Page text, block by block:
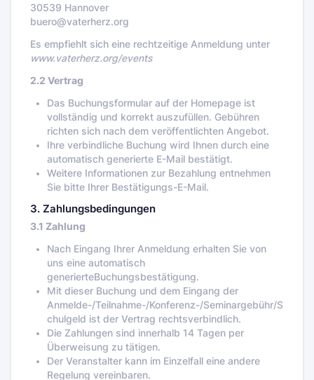
30539 Hannover
buero@vaterherz.org
Es empfiehlt sich eine rechtzeitige Anmeldung unter
www.vaterherz.org/events
2.2 Vertrag
Das Buchungsformular auf der Homepage ist
vollständig und korrekt auszufüllen. Gebühren
richten sich nach dem veröffentlichten Angebot.
Ihre verbindliche Buchung wird Ihnen durch eine
automatisch generierte E-Mail bestätigt.
Weitere Informationen zur Bezahlung entnehmen
Sie bitte Ihrer Bestätigungs-E-Mail.
3. Zahlungsbedingungen
3.1 Zahlung
Nach Eingang Ihrer Anmeldung erhalten Sie von
uns eine automatisch
generierteBuchungsbestätigung.
Mit dieser Buchung und dem Eingang der
Anmelde-/Teilnahme-/Konferenz-/Seminargebühr/S
chulgeld ist der Vertrag rechtsverbindlich.
Die Zahlungen sind innerhalb 14 Tagen per
Überweisung zu tätigen.
Der Veranstalter kann im Einzelfall eine andere
Regelung vereinbaren.